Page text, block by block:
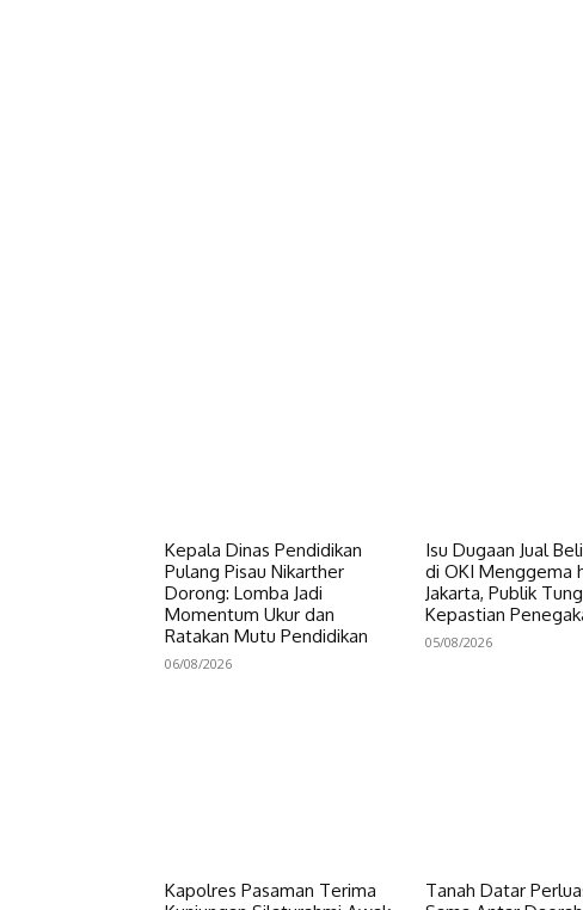
Kepala Dinas Pendidikan
Pulang Pisau Nikarther
Dorong: Lomba Jadi
Momentum Ukur dan
Ratakan Mutu Pendidikan
06/08/2026
Isu Dugaan Jual
di OKI Menggema
Jakarta, Publik
Kepastian
05/08/2026
Kapolres Pasaman Terima
Tanah Datar